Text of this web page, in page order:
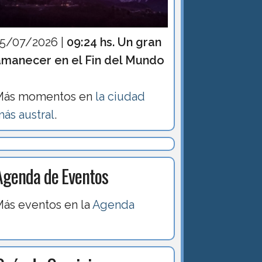
07/2026 | 09:24 hs. Un gran
en el Fin del Mundo
momentos en la ciudad
austral.
de Eventos
eventos en laAgenda